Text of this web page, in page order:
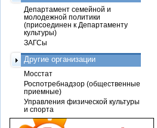
Департамент семейной и
молодежной политики
(присоединен к Департаменту
культуры)
ЗАГСы
Другие организации
Мосстат
Роспотребнадзор (общественные
приемные)
Управления физической культуры
и спорта